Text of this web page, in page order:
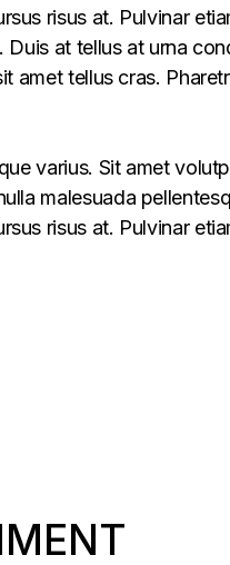
risus at. Pulvinar
Duis at tellus at urna
amet tellus cras.
varius. Sit amet
malesuada
risus at. Pulvinar